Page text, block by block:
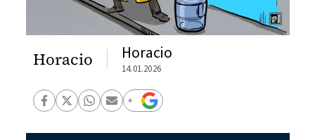
Horacio Horacio
14.01.2026